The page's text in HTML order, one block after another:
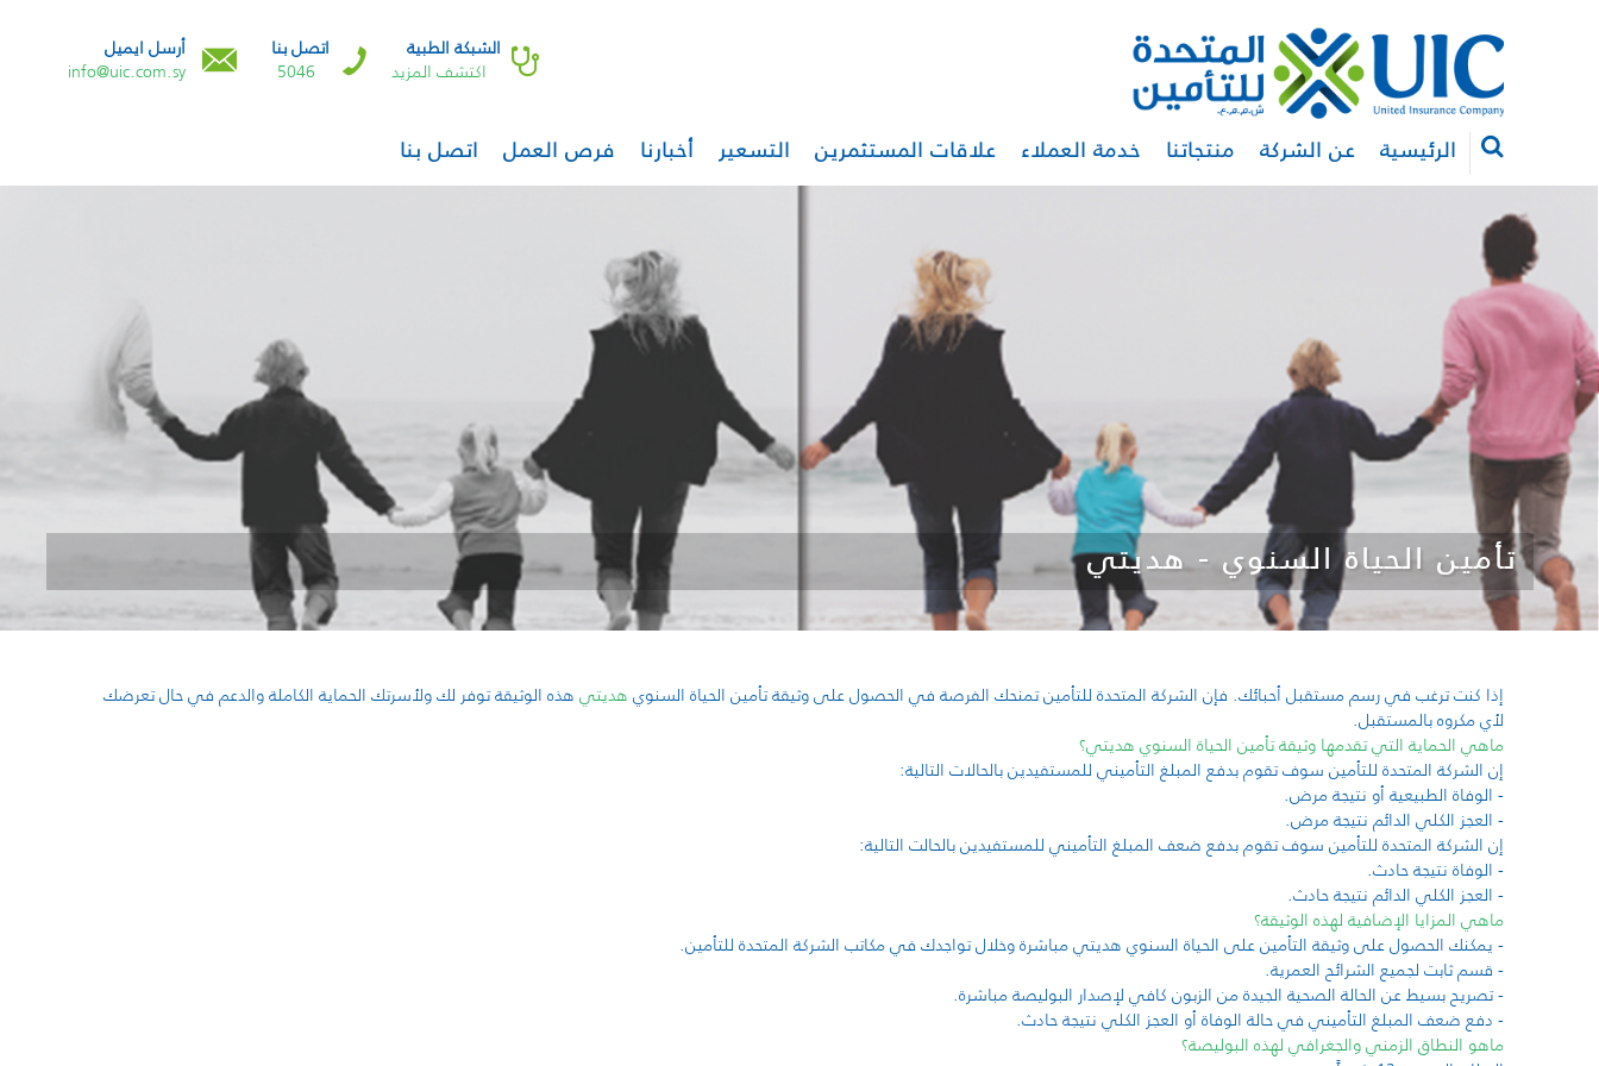
أرسل ايميل
info@uic.com.sy
اتصل بنا
5046
الشبكة الطبية
اكتشف المزيد
الرئيسية عن الشركة منتجاتنا خدمة العملاء علاقات المستثمرين التسعير أخبارنا فرص العمل اتصل بنا
تأمين الحياة السنوي - هديتي
إذا كنت ترغب في رسم مستقبل أحبائك. فإن الشركة المتحدة للتأمين تمنحك الفرصة في الحصول على وثيقة تأمين الحياة السنوي هديتي هذه الوثيقة توفر لك ولأسرتك الحماية الكاملة والدعم في حال تعرضك
لأي مكروه بالمستقبل.
ماهي الحماية التي تقدمها وثيقة تأمين الحياة السنوي هديتي؟
إن الشركة المتحدة للتأمين سوف تقوم بدفع المبلغ التأميني للمستفيدين بالحالات التالية:
- الوفاة الطبيعية أو نتيجة مرض.
- العجز الكلي الدائم نتيجة مرض.
إن الشركة المتحدة للتأمين سوف تقوم بدفع ضعف المبلغ التأميني للمستفيدين بالحالت التالية:
- الوفاة نتيجة حادث.
- العجز الكلي الدائم نتيجة حادث.
ماهي المزايا الإضافية لهذه الوثيقة؟
- يمكنك الحصول على وثيقة التأمين على الحياة السنوي هديتي مباشرة وخلال تواجدك في مكاتب الشركة المتحدة للتأمين.
- قسم ثابت لجميع الشرائح العمرية.
-تصريح بسيط عن الحالة الصحية الجيدة من الزبون كافي لإصدار البوليصة مباشرة.
- دفع ضعف المبلغ التأميني في حالة الوفاة أو العجز الكلي نتيجة حادث.
ماهو النطاق الزمني والجغرافي لهذه البوليصة؟